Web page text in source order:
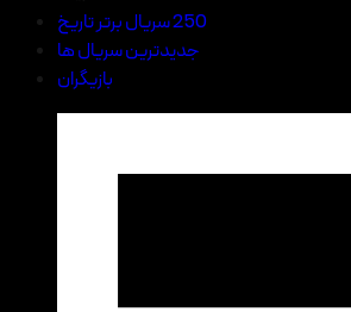
250 سریال برتر تاریخ
جدیدترین سریال ها
بازیگران